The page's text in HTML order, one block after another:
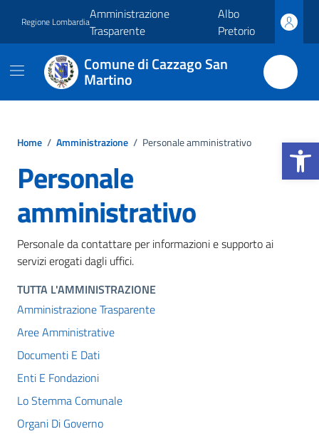
Apri la
Regione LombardiaAmministrazione
Trasparente
Albo
Pretorio
Comune di Cazzago San
Martino
Home / Amministrazione / Personale amministrativo
Personale
amministrativo
Personale da contattare per informazioni e supporto ai
servizi erogati dagli uffici.
TUTTA L'AMMINISTRAZIONE
Amministrazione Trasparente
Aree Amministrative
Documenti E Dati
Enti E Fondazioni
Lo Stemma Comunale
Organi Di Governo